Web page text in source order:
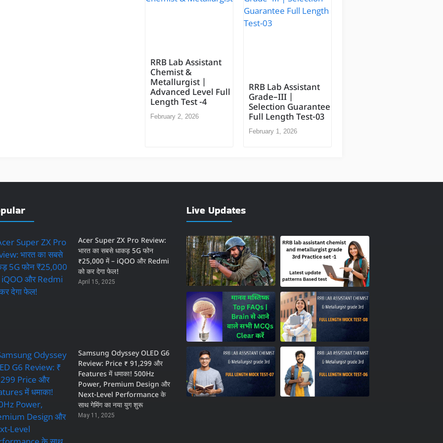
RRB Lab Assistant
Chemist &
Metallurgist |
Advanced Level Full
Length Test -4
February 2, 2026
RRB Lab Assistant
Grade–III |
Selection Guarantee
Full Length Test-03
February 1, 2026
Acer Super ZX Pro Review:
भारत का सबसे धाकड़ 5G फोन
₹25,000 में – iQOO और Redmi
को कर देगा फेल!
April 15, 2025
Samsung Odyssey OLED G6
Review: Price ₹ 91,299 और
Features में धमाका! 500Hz
Power, Premium Design और
Next-Level Performance के
साथ गेमिंग का नया युग शुरू
May 11, 2025
Live Updates